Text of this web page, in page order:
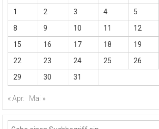
1
2 3 4 5
8
9 10 11 12
15
16 17 18 19
22
23 24 25 26
29
30 31
« Apr. Mai »